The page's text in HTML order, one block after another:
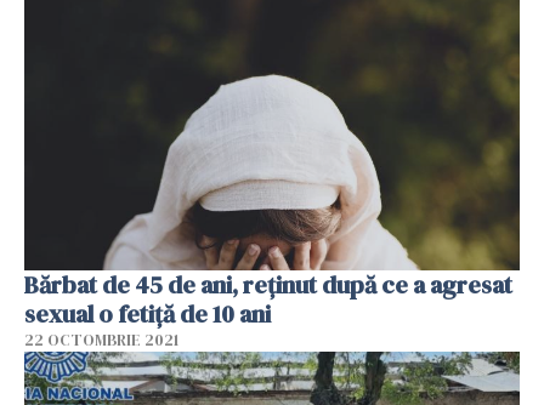
Bărbat de 45 de ani, reţinut după ce a agresat
sexual o fetiță de 10 ani
22 OCTOMBRIE 2021